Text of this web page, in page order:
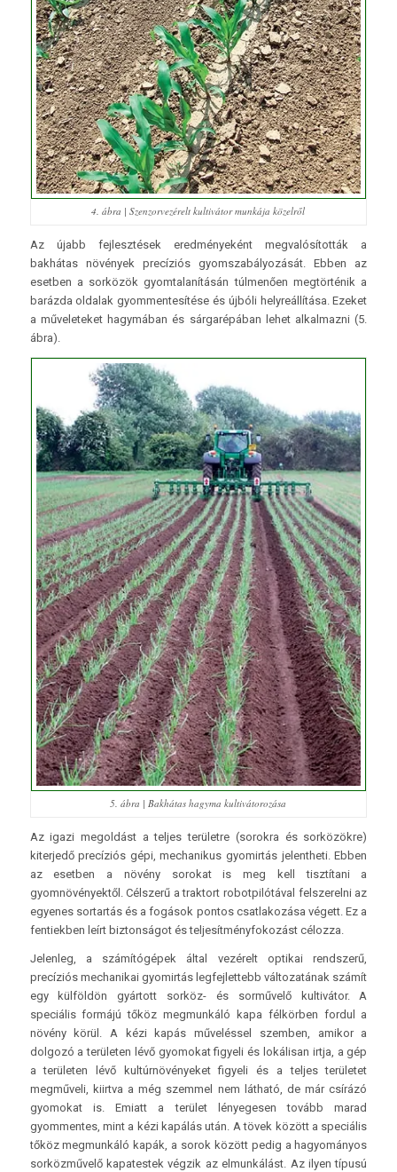
4. ábra | Szenzorvezérelt kultivátor munkája közelről
Az újabb fejlesztések eredményeként megvalósították a
bakhátas növények precíziós gyomszabályozását. Ebben az
esetben a sorközök gyomtalanításán túlmenően megtörténik a
barázda oldalak gyommentesítése és újbóli helyreállítása. Ezeket
a műveleteket hagymában és sárgarépában lehet alkalmazni (5.
ábra).
5. ábra | Bakhátas hagyma kultivátorozása
Az igazi megoldást a teljes területre (sorokra és sorközökre)
kiterjedő precíziós gépi, mechanikus gyomirtás jelentheti. Ebben
az esetben a növény sorokat is meg kell tisztítani a
gyomnövényektől. Célszerű a traktort robotpilótával felszerelni az
egyenes sortartás és a fogások pontos csatlakozása végett. Ez a
fentiekben leírt biztonságot és teljesítményfokozást célozza.
Jelenleg, a számítógépek által vezérelt optikai rendszerű,
precíziós mechanikai gyomirtás legfejlettebb változatának számít
egy külföldön gyártott sorköz- és sorművelő kultivátor. A
speciális formájú tőköz megmunkáló kapa félkörben fordul a
növény körül. A kézi kapás műveléssel szemben, amikor a
dolgozó a területen lévő gyomokat figyeli és lokálisan irtja, a gép
a területen lévő kultúrnövényeket figyeli és a teljes területet
megműveli, kiirtva a még szemmel nem látható, de már csírázó
gyomokat is. Emiatt a terület lényegesen tovább marad
gyommentes, mint a kézi kapálás után. A tövek között a speciális
tőköz megmunkáló kapák, a sorok között pedig a hagyományos
sorközművelő kapatestek végzik az elmunkálást. Az ilyen típusú